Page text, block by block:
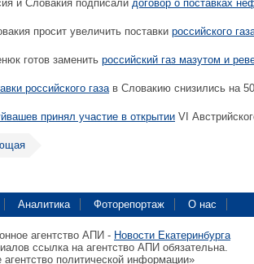
и Словакия подписали договор о поставках
просит увеличить поставки российского
готов заменить российский газ мазутом и
российского газав Словакию снизились на
принял участие в открытии VI
Аналитика Фоторепортаж О нас
агентство АПИ - Новости Екатеринбурга
ссылка на агентство АПИ обязательна.
политической информации»